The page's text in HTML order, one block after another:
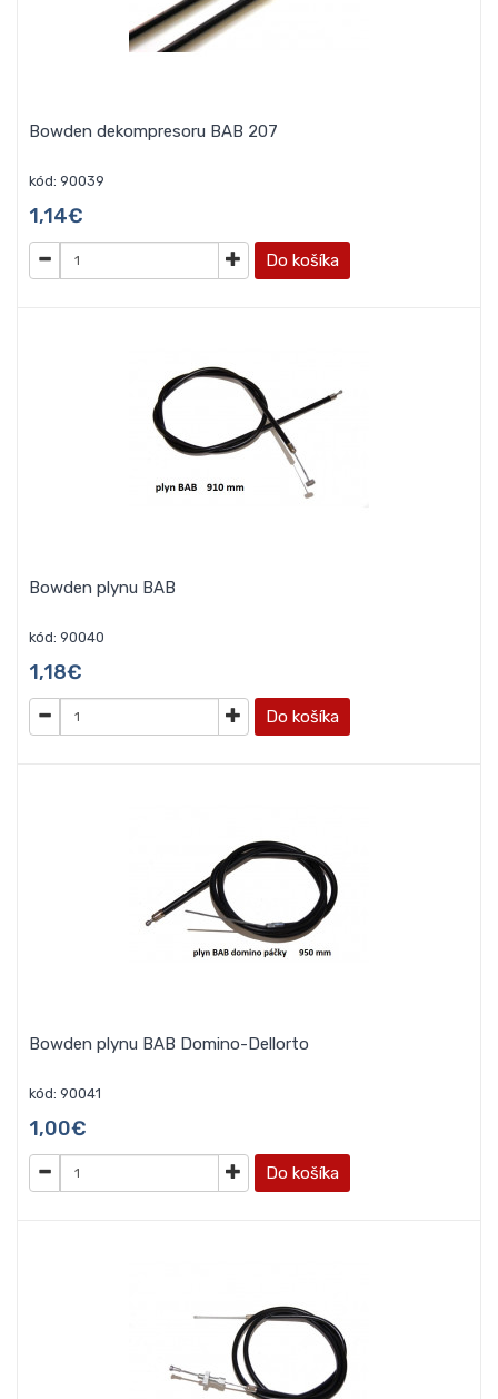
Bowden dekompresoru BAB 207
kód: 90039
1,14€
Do košíka
Bowden plynu BAB
kód: 90040
1,18€
Do košíka
Bowden plynu BAB Domino-Dellorto
kód: 90041
1,00€
Do košíka